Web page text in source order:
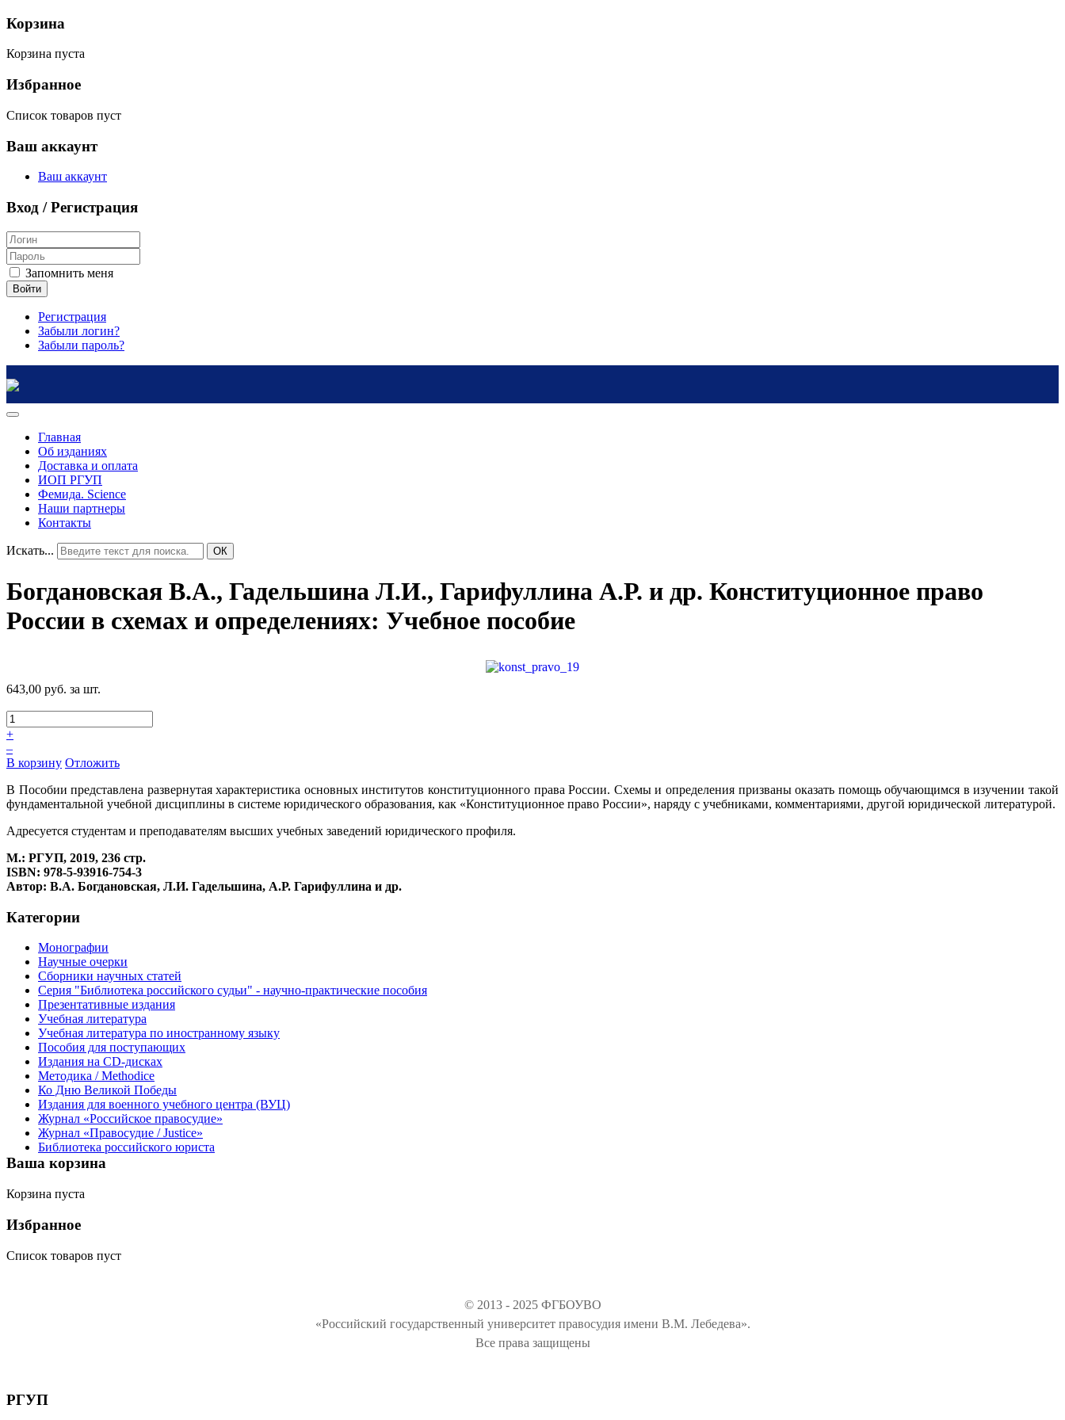
Корзина
Корзина пуста
Избранное
Список товаров пуст
Ваш аккаунт
Ваш аккаунт
Вход / Регистрация
Запомнить меня
Войти
Регистрация
Забыли логин?
Забыли пароль?
Главная
Об изданиях
Доставка и оплата
ИОП РГУП
Фемида. Science
Наши партнеры
Контакты
Искать... ОК
Богдановская В.А., Гадельшина Л.И., Гарифуллина А.Р. и др. Конституционное право
России в схемах и определениях: Учебное пособие
643,00 руб. за шт.
+
–
В корзину Отложить
В Пособии представлена развернутая характеристика основных институтов конституционного права России. Схемы и определения призваны оказать помощь обучающимся в изучении такой
фундаментальной учебной дисциплины в системе юридического образования, как «Конституционное право России», наряду с учебниками, комментариями, другой юридической литературой.
Адресуется студентам и преподавателям высших учебных заведений юридического профиля.
М.: РГУП, 2019, 236 стр.
ISBN: 978-5-93916-754-3
Автор: В.А. Богдановская, Л.И. Гадельшина, А.Р. Гарифуллина и др.
Категории
Монографии
Научные очерки
Сборники научных статей
Серия "Библиотека российского судьи" - научно-практические пособия
Презентативные издания
Учебная литература
Учебная литература по иностранному языку
Пособия для поступающих
Издания на CD-дисках
Методика / Methodice
Ко Дню Великой Победы
Издания для военного учебного центра (ВУЦ)
Журнал «Российское правосудие»
Журнал «Правосудие / Justice»
Библиотека российского юриста
Ваша корзина
Корзина пуста
Избранное
Список товаров пуст
© 2013 - 2025 ФГБОУВО
«Российский государственный университет правосудия имени В.М. Лебедева».
Все права защищены
РГУП